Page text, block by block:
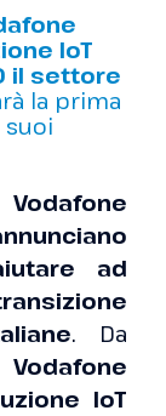
IoT
il settore
la prima
suoi
Vodafone
ad
. Da
Vodafone
IoT